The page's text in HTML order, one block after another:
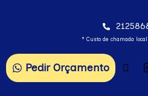
* Custo de chamada
Pedir Orçamento